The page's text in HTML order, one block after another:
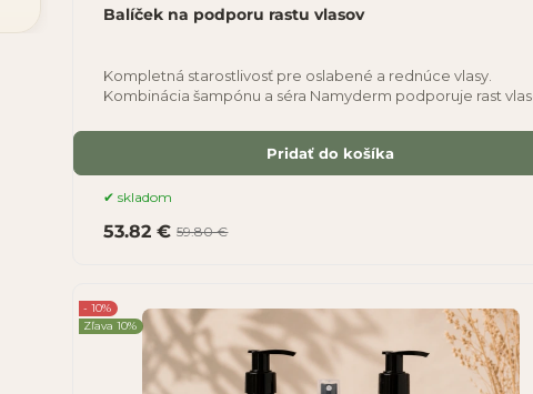
Balíček na podporu rastu vlasov
Kompletná starostlivosť pre oslabené a rednúce vlasy.
Kombinácia šampónu a séra Namyderm podporuje rast
skladom
53.82 € 59.80 €
Pridať do košíka
- 10%
Zľava 10%